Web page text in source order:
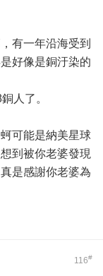
有一年沿海受到
好像是銅汙染的
人了。
可能是納美星球
到被你老婆發現
是感謝你老婆為
116#